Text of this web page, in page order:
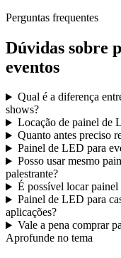
Perguntas frequentes
Dúvidas sobre
eventos
Qual é a diferença
shows?
Locação de painel de
Quanto antes preciso
Painel de LED para
Posso usar mesmo
palestrante?
É possível locar
Painel de LED para
aplicações?
Vale a pena comprar
Aprofunde no tema